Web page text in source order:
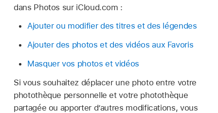
dans Photos sur iCloud.com :
Ajouter ou modifier des titres et des légendes
Ajouter des photos et des vidéos aux Favoris
Masquer vos photos et vidéos
Si vous souhaitez déplacer une photo entre votre
photothèque personnelle et votre photothèque
partagée ou apporter d’autres modifications, vous